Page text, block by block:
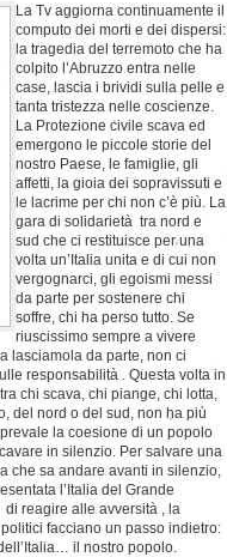
La Tv aggiorna continuamente il
computo dei morti e dei dispersi:
la tragedia del terremoto che ha
colpito l’Abruzzo entra nelle
case, lascia i brividi sulla pelle e
tanta tristezza nelle coscienze.
La Protezione civile scava ed
emergono le piccole storie del
nostro Paese, le famiglie, gli
affetti, la gioia dei sopravissuti e
le lacrime per chi non c’è più. La
gara di solidarietà tra nord e
sud che ci restituisce per una
volta un’Italia unita e di cui non
vergognarci, gli egoismi messi
da parte per sostenere chi
soffre, chi ha perso tutto. Se
riuscissimo sempre a vivere
lasciamola da parte, non ci
responsabilità . Questa volta in
chi scava, chi piange, chi lotta,
del nord o del sud, non ha più
la coesione di un popolo
in silenzio. Per salvare una
che sa andare avanti in silenzio,
l’Italia del Grande
di reagire alle avversità , la
facciano un passo indietro:
il nostro popolo.